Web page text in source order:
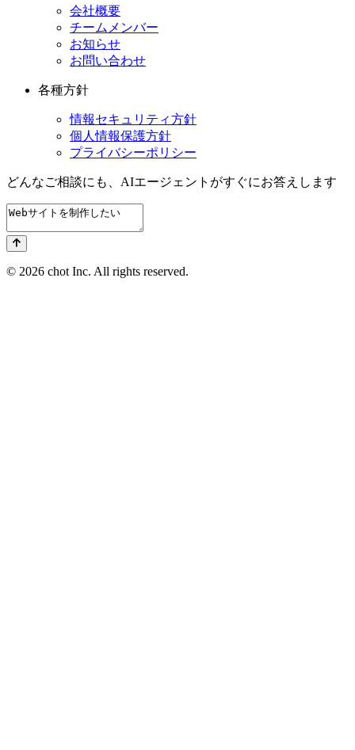
会社概要
チームメンバー
お知らせ
お問い合わせ
各種方針
情報セキュリティ方針
個人情報保護方針
プライバシーポリシー
どんなご相談にも、 AIエージェントがすぐにお答えします
© 2026 chot Inc. All rights reserved.